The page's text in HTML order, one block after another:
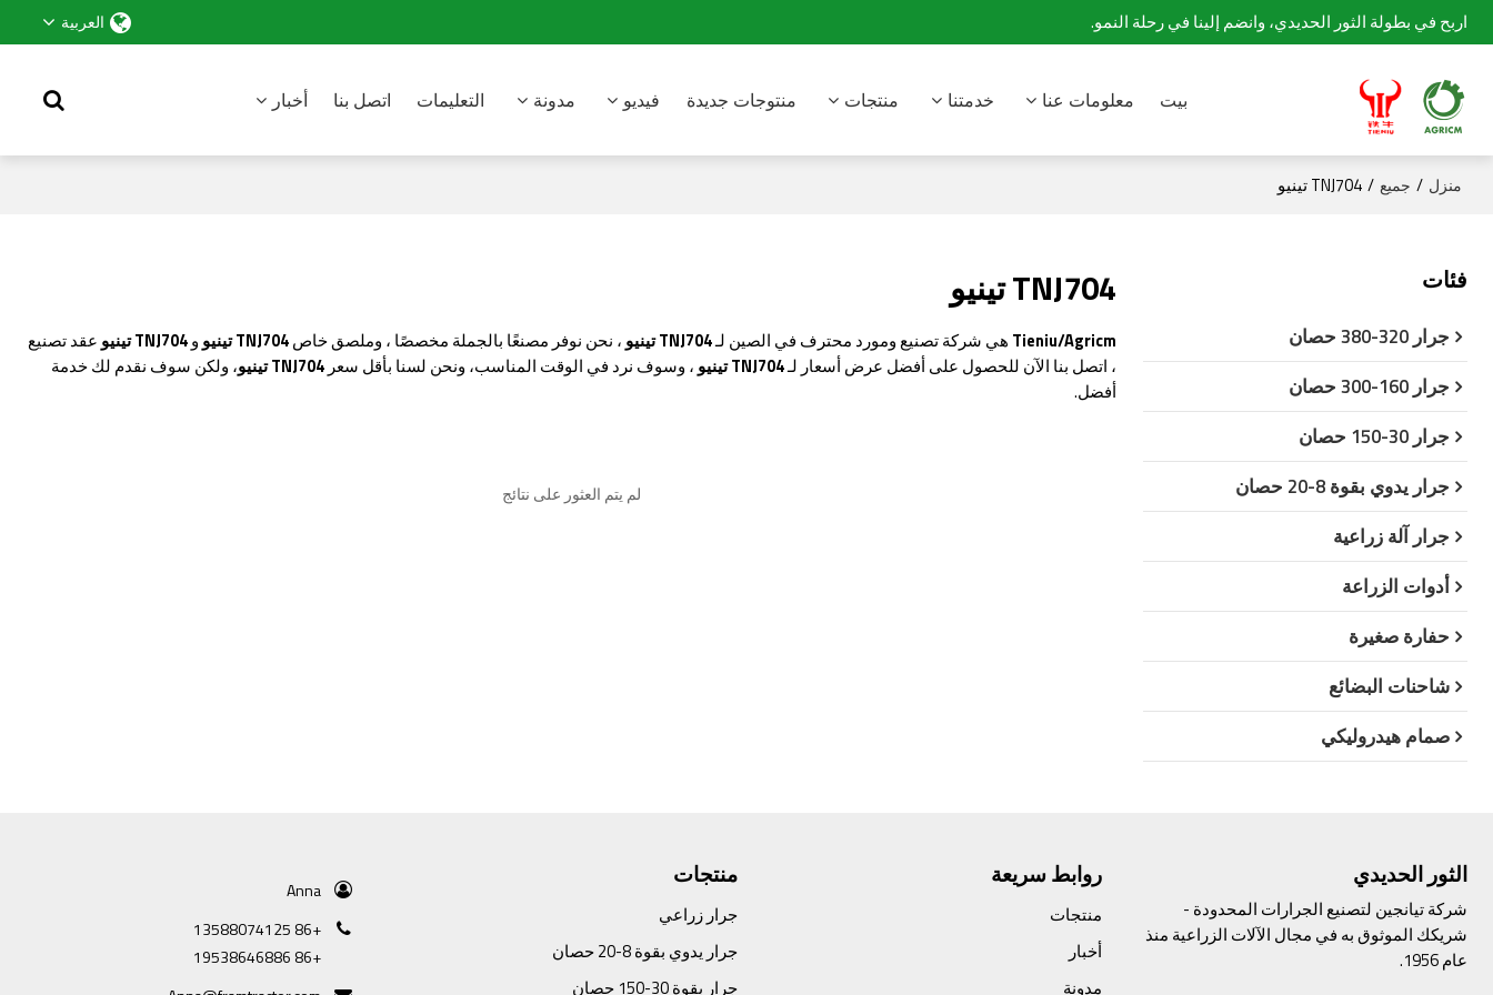
اربح في بطولة الثور الحديدي، وانضم إلينا في رحلة النمو. العربية
بيت معلومات عنا خدمتنا منتجات منتوجات جديدة فيديو مدونة التعليمات اتصل بنا أخبار
منزل / جميع / TNJ704 تينيو
TNJ704 تينيو
Tieniu/Agricm هي شركة تصنيع ومورد محترف في الصين لـTNJ704 تينيو ، نحن نوفر مصنعًا بالجملة مخصصًا ، وملصق خاصTNJ704 تينيو وTNJ704 تينيو
عقد تصنيع
، اتصل بنا الآن للحصول على أفضل عرض أسعار لـTNJ704 تينيو ، وسوف نرد في الوقت المناسب، ونحن لسنا بأقل سعر TNJ704 تينيو
، ولكن سوف نقدم لك خدمة
أفضل.
لم يتم العثور على نتائج
فئات
جرار 320-380 حصان
جرار 160-300 حصان
جرار 30-150 حصان
جرار يدوي بقوة 8-20 حصان
جرار آلة زراعية
أدوات الزراعة
حفارة صغيرة
شاحنات البضائع
صمام هيدروليكي
الثور الحديدي
شركة تيانجين لتصنيع الجرارات المحدودة -
شريكك الموثوق به في مجال الآلات الزراعية منذ
عام 1956.
روابط سريعة
منتجات
أخبار
مدونة
منتجات
جرار زراعي
جرار يدوي بقوة 8-20 حصان
جرار بقوة 30-150 حصان
Anna
+86 13588074125
+86 19538646886